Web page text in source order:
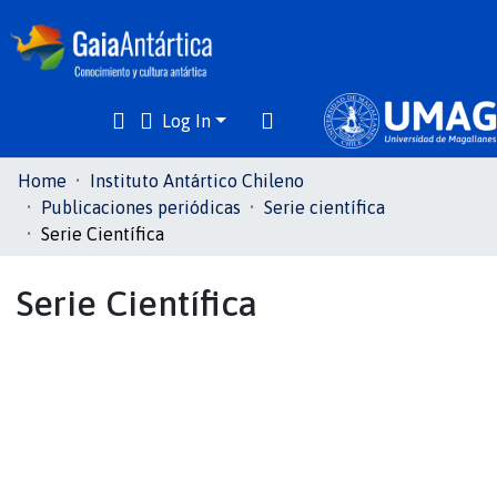
Log In
Communities
& Collections
Statistics
Home
Instituto Antártico Chileno
Publicaciones periódicas
Serie científica
Serie Científica
Serie Científica